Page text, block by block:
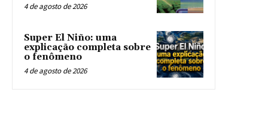
4 de agosto de 2026
Super El Niño: uma
explicação completa sobre
o fenômeno
4 de agosto de 2026